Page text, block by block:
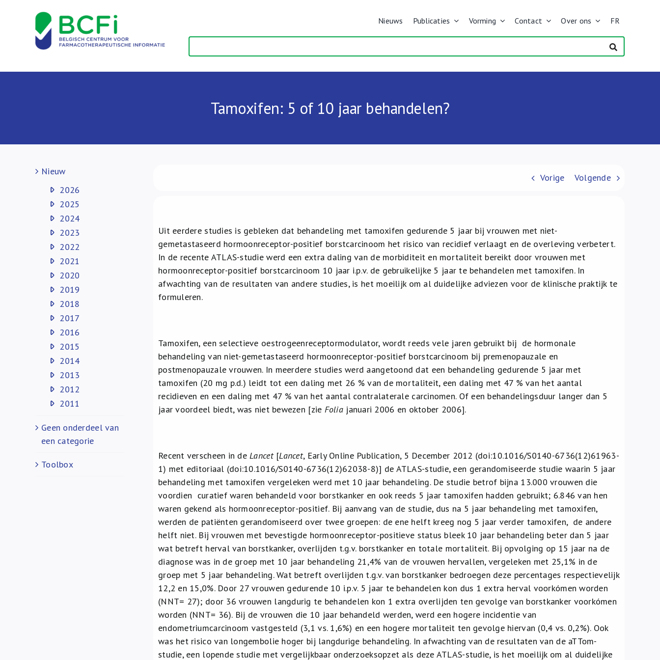
Nieuws Publicaties Vorming Contact Over ons FR
Tamoxifen: 5 of 10 jaar behandelen?
Vorige Volgende
Uit eerdere studies is gebleken dat behandeling met tamoxifen gedurende 5 jaar bij vrouwen met niet-
gemetastaseerd hormoonreceptor-positief borstcarcinoom het risico van recidief verlaagt en de overleving verbetert.
In de recente ATLAS-studie werd een extra daling van de morbiditeit en mortaliteit bereikt door vrouwen met
hormoonreceptor-positief borstcarcinoom 10 jaar i.p.v. de gebruikelijke 5 jaar te behandelen met tamoxifen. In
afwachting van de resultaten van andere studies, is het moeilijk om al duidelijke adviezen voor de klinische praktijk te
formuleren.
Tamoxifen, een selectieve oestrogeenreceptormodulator, wordt reeds vele jaren gebruikt bij de hormonale
behandeling van niet-gemetastaseerd hormoonreceptor-positief borstcarcinoom bij premenopauzale en
postmenopauzale vrouwen. In meerdere studies werd aangetoond dat een behandeling gedurende 5 jaar met
tamoxifen (20 mg p.d.) leidt tot een daling met 26 % van de mortaliteit, een daling met 47 % van het aantal
recidieven en een daling met 47 % van het aantal contralaterale carcinomen. Of een behandelingsduur langer dan 5
jaar voordeel biedt, was niet bewezen [zie Foliajanuari 2006 en oktober 2006].
Recent verscheen in deLancet [Lancet, Early Online Publication, 5 December 2012 (doi:10.1016/S0140-6736(12)61963-
1) met editoriaal (doi:10.1016/S0140-6736(12)62038-8)] de ATLAS-studie, een gerandomiseerde studie waarin 5 jaar
behandeling met tamoxifen vergeleken werd met 10 jaar behandeling. De studie betrof bijna 13.000 vrouwen die
voordien curatief waren behandeld voor borstkanker en ook reeds 5 jaar tamoxifen hadden gebruikt; 6.846 van hen
waren gekend als hormoonreceptor-positief. Bij aanvang van de studie, dus na 5 jaar behandeling met tamoxifen,
werden de patiënten gerandomiseerd over twee groepen: de ene helft kreeg nog 5 jaar verder tamoxifen, de andere
helft niet. Bij vrouwen met bevestigde hormoonreceptor-positieve status bleek 10 jaar behandeling beter dan 5 jaar
wat betreft herval van borstkanker, overlijden t.g.v. borstkanker en totale mortaliteit. Bij opvolging op 15 jaar na de
diagnose was in de groep met 10 jaar behandeling 21,4% van de vrouwen hervallen, vergeleken met 25,1% in de
groep met 5 jaar behandeling. Wat betreft overlijden t.g.v. van borstkanker bedroegen deze percentages respectievelijk
12,2 en 15,0%. Door 27 vrouwen gedurende 10 i.p.v. 5 jaar te behandelen kon dus 1 extra herval voorkómen worden
(NNT= 27); door 36 vrouwen langdurig te behandelen kon 1 extra overlijden ten gevolge van borstkanker voorkómen
worden (NNT= 36). Bij de vrouwen die 10 jaar behandeld werden, werd een hogere incidentie van
endometriumcarcinoom vastgesteld (3,1 vs. 1,6%) en een hogere mortaliteit ten gevolge hiervan (0,4 vs. 0,2%). Ook
was het risico van longembolie hoger bij langdurige behandeling. In afwachting van de resultaten van de aTTom-
studie, een lopende studie met vergelijkbaar onderzoeksopzet als deze ATLAS-studie, is het moeilijk om al duidelijke
Nieuw
2026
2025
2024
2023
2022
2021
2020
2019
2018
2017
2016
2015
2014
2013
2012
2011
Geen onderdeel van
een categorie
Toolbox